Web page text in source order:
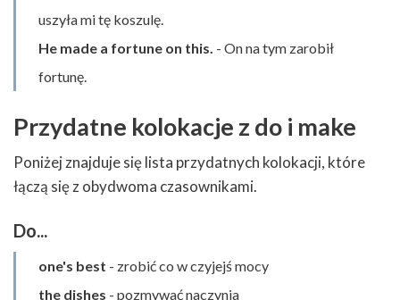
uszyła mi tę koszulę.
He made a fortune on this. - On na tym zarobił
fortunę.
Przydatne kolokacje z do i make
Poniżej znajduje się lista przydatnych kolokacji, które
łączą się z obydwoma czasownikami.
Do...
one's best - zrobić co w czyjejś mocy
the dishes - pozmywać naczynia